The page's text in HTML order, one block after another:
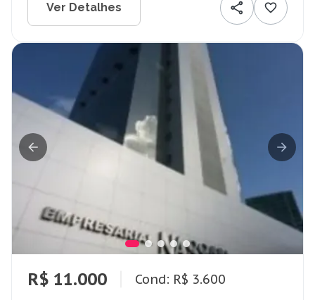
Ver Detalhes
R$ 11.000 Cond: R$ 3.600